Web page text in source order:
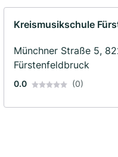
Kreismusikschule
Münchner Straße 5,
Fürstenfeldbruck
0.0 (0)